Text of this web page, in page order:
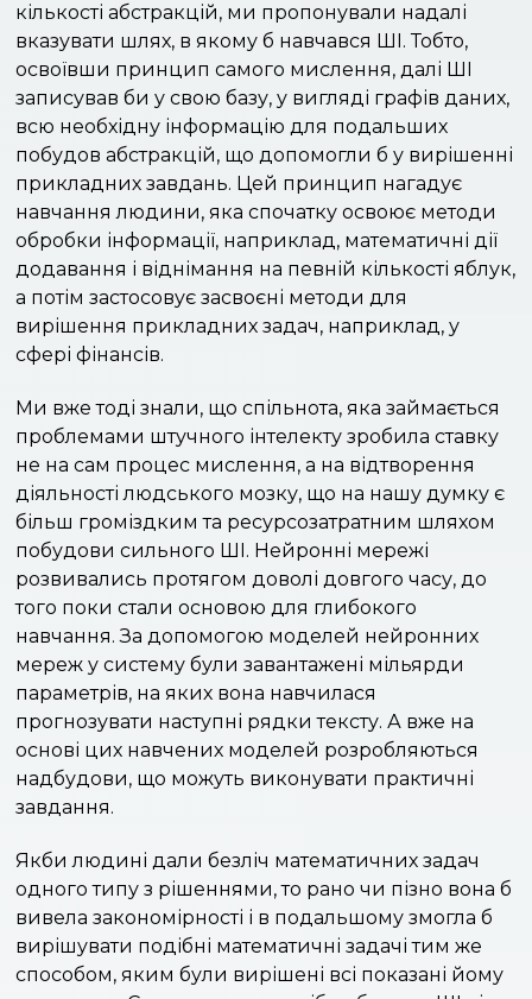
кількості абстракцій, ми пропонували надалі
вказувати шлях, в якому б навчався ШІ. Тобто,
освоївши принцип самого мислення, далі ШІ
записував би у свою базу, у вигляді графів даних,
всю необхідну інформацію для подальших
побудов абстракцій, що допомогли б у вирішенні
прикладних завдань. Цей принцип нагадує
навчання людини, яка спочатку освоює методи
обробки інформації, наприклад, математичні дії
додавання і віднімання на певній кількості яблук,
а потім застосовує засвоєні методи для
вирішення прикладних задач, наприклад, у
сфері фінансів.
Ми вже тоді знали, що спільнота, яка займається
проблемами штучного інтелекту зробила ставку
не на сам процес мислення, а на відтворення
діяльності людського мозку, що на нашу думку є
більш громіздким та ресурсозатратним шляхом
побудови сильного ШІ. Нейронні мережі
розвивались протягом доволі довгого часу, до
того поки стали основою для глибокого
навчання. За допомогою моделей нейронних
мереж у систему були завантажені мільярди
параметрів, на яких вона навчилася
прогнозувати наступні рядки тексту. А вже на
основі цих навчених моделей розробляються
надбудови, що можуть виконувати практичні
завдання.
Якби людині дали безліч математичних задач
одного типу з рішеннями, то рано чи пізно вона б
вивела закономірності і в подальшому змогла б
вирішувати подібні математичні задачі тим же
способом, яким були вирішені всі показані йому